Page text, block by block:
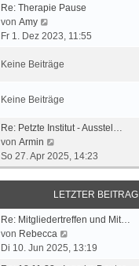
e
B
i
a
e
t
r
e
t
a
g
Re: Therapie Pause
von Amy
e
e
e
B
e
i
g
Fr 1. Dez 2023, 11:55
Keine Beiträge
Keine Beiträge
Re: Petzte Institut - Ausstel…
von Armin
e
u
e
s
t
e
r
B
So 27. Apr 2025, 14:23
LETZTER BEITRAG
Re: Mitgliedertreffen und Mit…
von Rebecca
e
Di 10. Jun 2025, 13:19